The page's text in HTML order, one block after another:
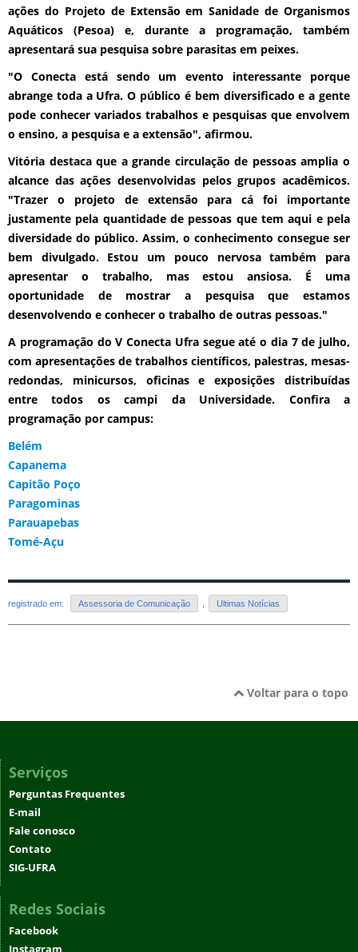
ações do Projeto de Extensão em Sanidade de Organismos
Aquáticos (Pesoa) e, durante a programação, também
apresentará sua pesquisa sobre parasitas em peixes.
"O Conecta está sendo um evento interessante porque
abrange toda a Ufra. O público é bem diversificado e a gente
pode conhecer variados trabalhos e pesquisas que envolvem
o ensino, a pesquisa e a extensão", afirmou.
Vitória destaca que a grande circulação de pessoas amplia o
alcance das ações desenvolvidas pelos grupos acadêmicos.
"Trazer o projeto de extensão para cá foi importante
justamente pela quantidade de pessoas que tem aqui e pela
diversidade do público. Assim, o conhecimento consegue ser
bem divulgado. Estou um pouco nervosa também para
apresentar o trabalho, mas estou ansiosa. É uma
oportunidade de mostrar a pesquisa que estamos
desenvolvendo e conhecer o trabalho de outras pessoas."
A programação do V Conecta Ufra segue até o dia 7 de julho,
com apresentações de trabalhos científicos, palestras, mesas-
redondas, minicursos, oficinas e exposições distribuídas
entre todos os campi da Universidade. Confira a
programação por campus:
Belém
Capanema
Capitão Poço
Paragominas
Parauapebas
Tomé-Açu
registrado em: Assessoria de Comunicação Ultimas Notícias
Voltar para o topo
Serviços
Perguntas Frequentes
E-mail
Fale conosco
Contato
SIG-UFRA
Redes Sociais
Facebook
Instagram